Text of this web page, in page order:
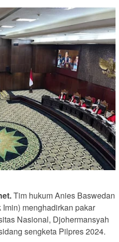
Tim hukum Anies Baswedan
menghadirkan pakar
Nasional, Djohermansyah
sengketa Pilpres 2024.